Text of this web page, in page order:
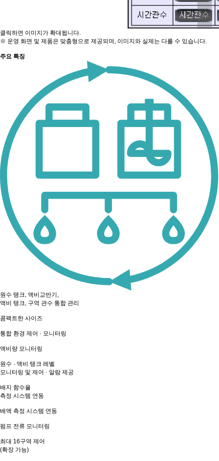
클릭하면 이미지가 확대됩니다.
※ 운영 화면 및 제품은 맞춤형으로 제공되며, 이미지와 실제는 다를 수 있습니다.
주요 특징
원수 탱크, 액비교반기,
액비 탱크, 구역 관수 통합 관리
콤팩트한 사이즈
통합 환경 제어 · 모니터링
액비량 모니터링
원수 · 액비 탱크 레벨
모니터링 및 제어 · 알람 제공
배지 함수율
측정 시스템 연동
배액 측정 시스템 연동
펌프 전류 모니터링
최대 16구역 제어
(확장 가능)